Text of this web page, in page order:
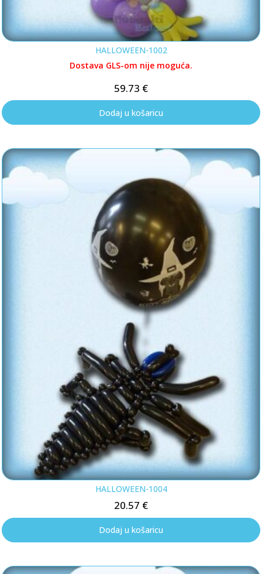
HALLOWEEN-1002
Dostava GLS-om nije moguća.
59.73 €
Dodaj u košaricu
HALLOWEEN-1004
20.57 €
Dodaj u košaricu